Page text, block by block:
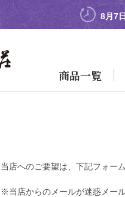
8月7
商品一覧
当店へのご要望は、下記フォー
※当店からのメールが迷惑メー